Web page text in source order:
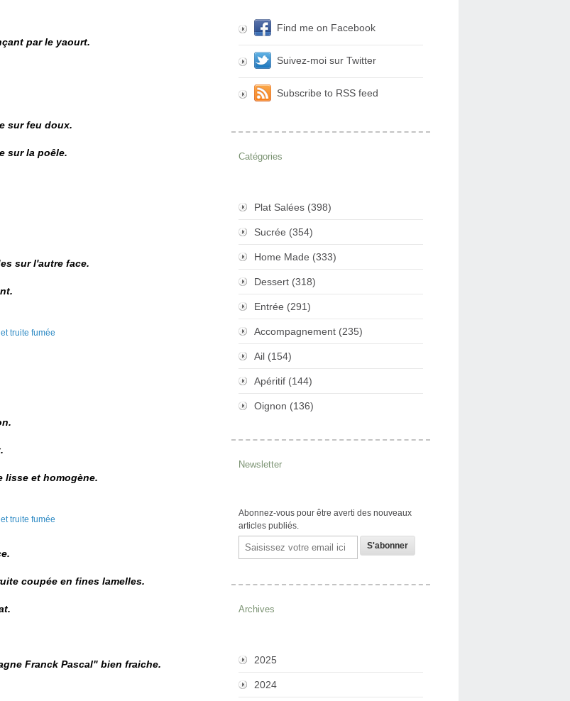
par le yaourt.
sur feu doux.
sur la poêle.
sur l'autre face.
lisse et homogène.
coupée en fines lamelles.
Franck Pascal" bien fraiche.
Find me on Facebook
Suivez-moi sur Twitter
Subscribe to RSS feed
Catégories
Plat Salées (398)
Sucrée (354)
Home Made (333)
Dessert (318)
Entrée (291)
Accompagnement (235)
Ail (154)
Apéritif (144)
Oignon (136)
Newsletter
Abonnez-vous pour être averti des nouveaux
articles publiés.
Email
Archives
2025
2024